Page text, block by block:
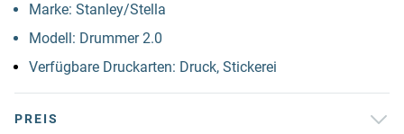
Marke: Stanley/Stella
Modell: Drummer 2.0
Verfügbare Druckarten: Druck, Stickerei
PREIS